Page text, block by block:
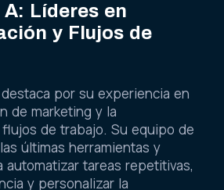
Líderes en
y Flujos de
por su experiencia en
de marketing y la
de trabajo. Su equipo de
últimas herramientas y
automatizar tareas repetitivas,
y personalizar la